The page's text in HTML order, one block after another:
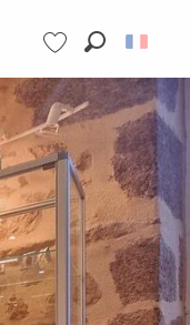
Voir les favoris